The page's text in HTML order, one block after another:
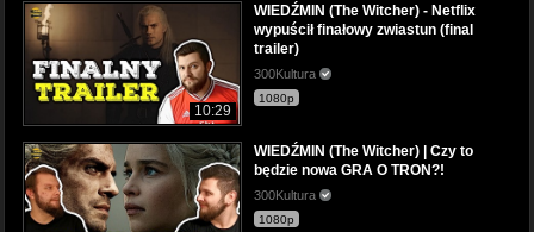
10:29
WIEDŹMIN (The Witcher) - Netflix
wypuścił finałowy zwiastun (final
trailer)
300Kultura
1080p
WIEDŹMIN (The Witcher) | Czy to
będzie nowa GRA O TRON?!
300Kultura
1080p